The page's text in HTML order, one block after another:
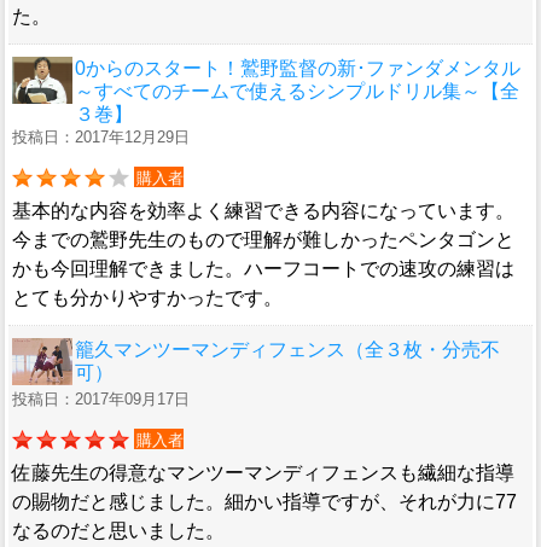
た。
0からのスタート！鷲野監督の新･ファンダメンタル
～すべてのチームで使えるシンプルドリル集～【全
３巻】
投稿日：2017年12月29日
購入者
基本的な内容を効率よく練習できる内容になっています。
今までの鷲野先生のもので理解が難しかったペンタゴンと
かも今回理解できました。ハーフコートでの速攻の練習は
とても分かりやすかったです。
籠久マンツーマンディフェンス（全３枚・分売不
可）
投稿日：2017年09月17日
購入者
佐藤先生の得意なマンツーマンディフェンスも繊細な指導
の賜物だと感じました。細かい指導ですが、それが力に77
なるのだと思いました。